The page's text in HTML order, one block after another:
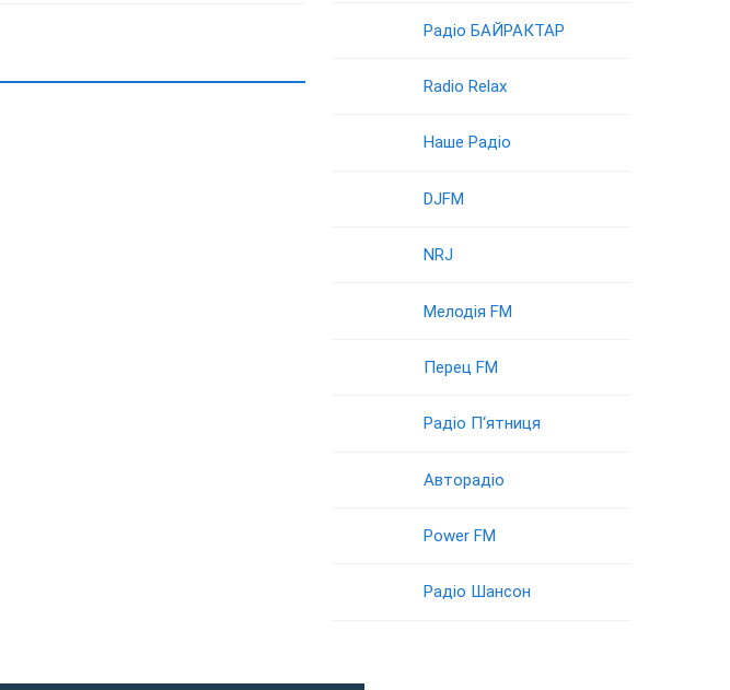
Радіо БАЙРАКТАР
Radio Relax
Наше Радіо
DJFM
NRJ
Мелодія FM
Перец FM
Радіо П‘ятниця
Авторадіо
Power FM
Радіо Шансон